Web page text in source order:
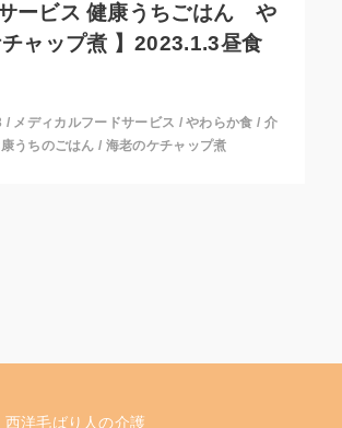
サービス 健康うちごはん や
ャップ煮 】2023.1.3昼食
/ メディカルフードサービス /やわらか食 / 介
うちのごはん / 海老のケチャップ煮
西洋毛ばり人の介護